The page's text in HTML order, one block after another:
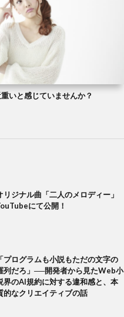
いと感じていませんか？
リジナル曲「二人のメロディー」
にて公開！
「プログラムも小説もただの文字の
列だろ」──開発者から見たWeb小
界のAI規約に対する違和感と、本
的なクリエイティブの話